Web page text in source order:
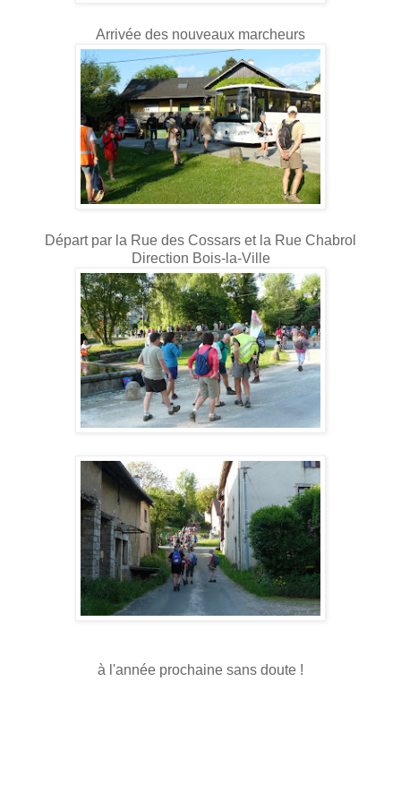
Arrivée des nouveaux marcheurs
Départ par la Rue des Cossars et la Rue Chabrol
Direction Bois-la-Ville
à l'année prochaine sans doute !